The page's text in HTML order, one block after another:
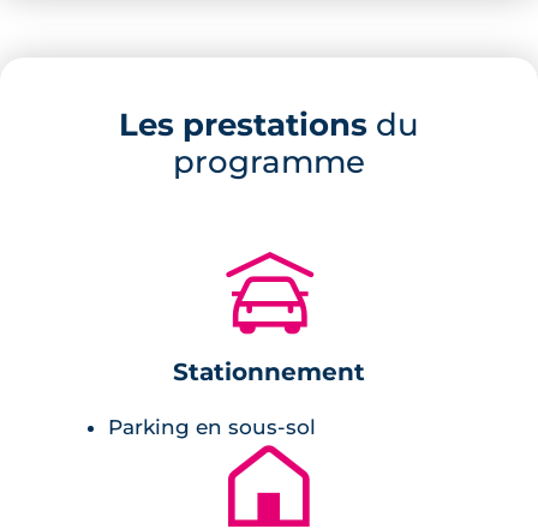
Posée dans un écrin de verdure privilégié, la
résidence est bordée par l'ancien mur
beauté de l'environnement et des espaces
boisés classés. La végétalisation des
bâtiments est bénéfique en tout point de vue.
Outre ses avantages indéniable en milieu
durabilité du bâtiment.
Prestations du bien neuf
Les prestations du
programme
🚗
Stationnement
Parking en sous-sol
🏚